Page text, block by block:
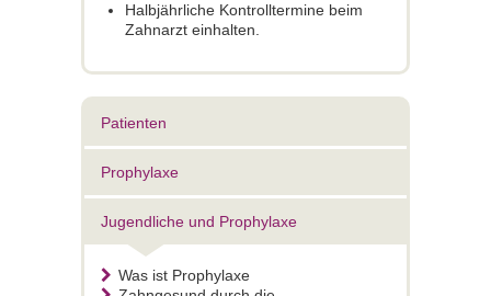
Halbjährliche Kontrolltermine beim
Zahnarzt einhalten.
Patienten
Prophylaxe
Jugendliche und Prophylaxe
Was ist Prophylaxe